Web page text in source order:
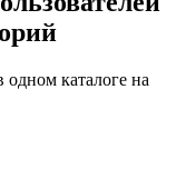
каталоге на